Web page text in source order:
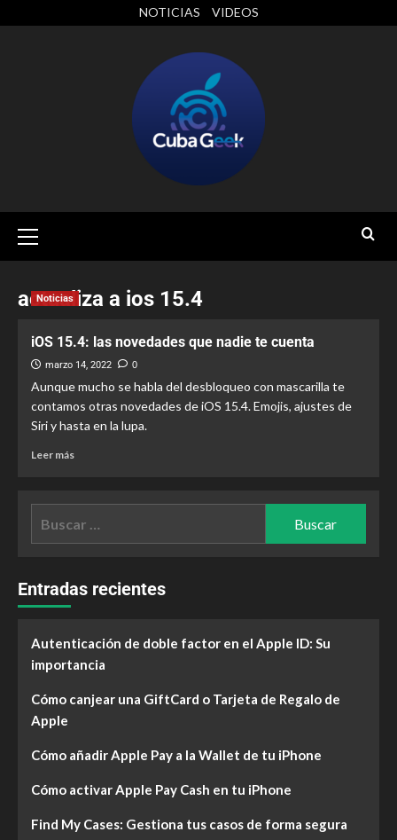
NOTICIAS VIDEOS
actualiza a ios 15.4
Noticias
iOS 15.4: las novedades que nadie te cuenta
marzo 14, 2022 0
Aunque mucho se habla del desbloqueo con mascarilla te
contamos otras novedades de iOS 15.4. Emojis, ajustes de
Siri y hasta en la lupa.
Leer más
Entradas recientes
Autenticación de doble factor en el Apple ID: Su
importancia
Cómo canjear una GiftCard o Tarjeta de Regalo de
Apple
Cómo añadir Apple Pay a la Wallet de tu iPhone
Cómo activar Apple Pay Cash en tu iPhone
Find My Cases: Gestiona tus casos de forma segura